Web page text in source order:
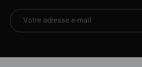
E-mail